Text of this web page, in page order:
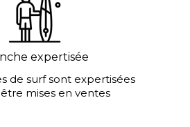
expertisée
de surf sont expertisées
mises en ventes